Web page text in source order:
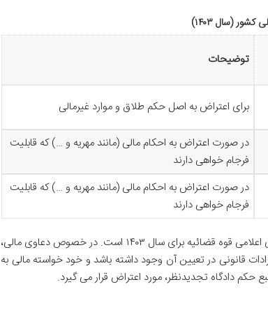
(سال ۱۴۰۳)
توضیحات
برای اعتراض به اصل حکم طلاق و موارد غیرمالی
در صورت اعتراض به احکام مالی (مانند مهریه و …) که قابلیت
فرجام خواهی دارند
در صورت اعتراض به احکام مالی (مانند مهریه و …) که قابلیت
فرجام خواهی دارند
لازم به توضیح است که ارقام فوق بر اساس آخرین مصوبات و تعرفه های اعلامی قوه قضائیه برای سال ۱۴۰۳ است. در خصوص دعاوی مالی،
قانونی در تعیین آن وجود داشته باشد و خود خواسته مالی به
حکم دادگاه تجدیدنظر، مورد اعتراض قرار می گیرد.